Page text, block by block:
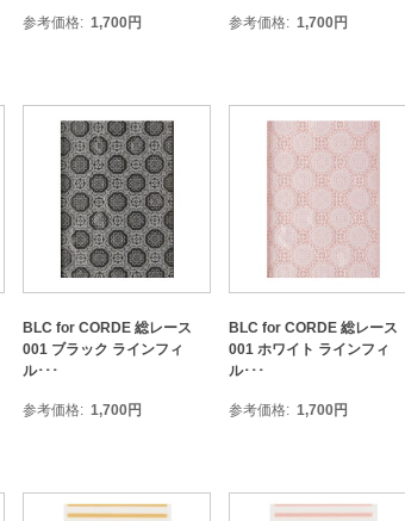
参考価格 1,700円 参考価格 1,700円
BLC for CORDE 総レース
001 ブラック ラインフィ
ル･･･
参考価格 1,700円
BLC for CORDE 総レース
001 ホワイト ラインフィ
ル･･･
参考価格 1,700円